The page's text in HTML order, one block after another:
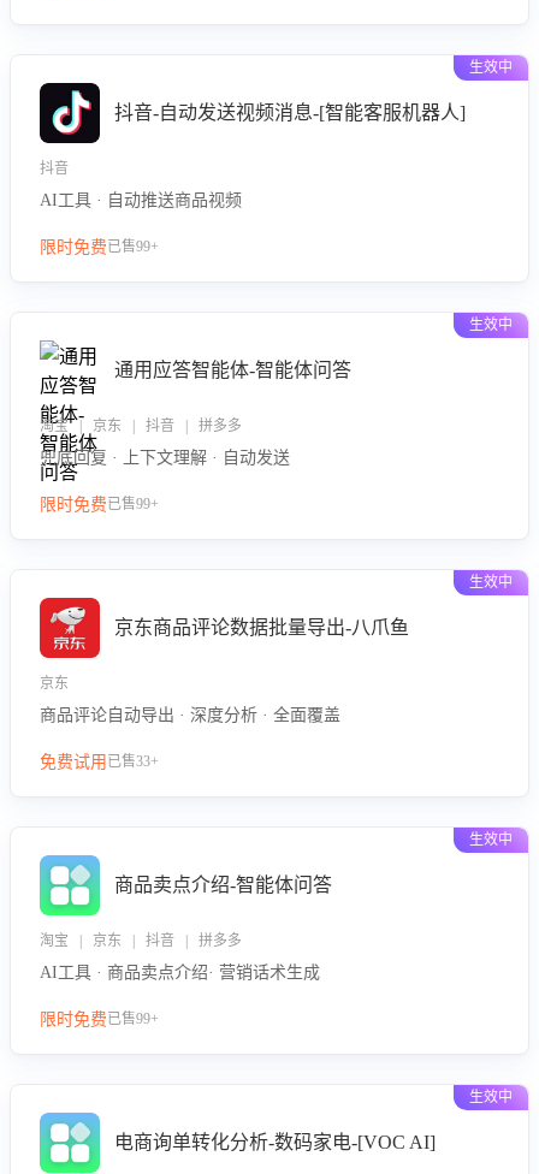
生效中
抖音-自动发送视频消息-[智能客服机器人]
抖音
AI工具 · 自动推送商品视频
限时免费已售99+
生效中
通用应答智能体-智能体问答
淘宝 | 京东 | 抖音 | 拼多多
兜底回复 · 上下文理解 · 自动发送
限时免费已售99+
生效中
京东商品评论数据批量导出-八爪鱼
京东
商品评论自动导出 · 深度分析 · 全面覆盖
免费试用 已售33+
生效中
商品卖点介绍-智能体问答
淘宝 | 京东 | 抖音 | 拼多多
AI工具 · 商品卖点介绍· 营销话术生成
限时免费已售99+
生效中
电商询单转化分析-数码家电-[VOC AI]